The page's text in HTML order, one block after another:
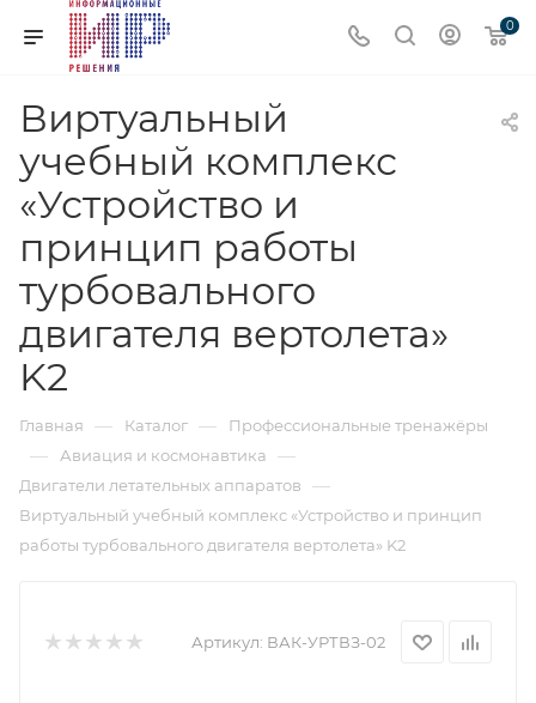
0
Виртуальный
учебный комплекс
«Устройство и
принцип работы
турбовального
двигателя вертолета»
K2
Главная — Каталог — Профессиональные тренажёры
— Авиация и космонавтика —
Двигатели летательных аппаратов —
Виртуальный учебный комплекс «Устройство и принцип
работы турбовального двигателя вертолета» K2
Артикул: ВАК-УРТВЗ-02